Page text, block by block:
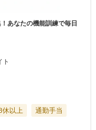
あなたの機能訓練で毎日
ト
休以上
通勤手当